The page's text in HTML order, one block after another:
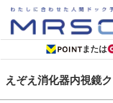
または
えぞえ消化器内視鏡